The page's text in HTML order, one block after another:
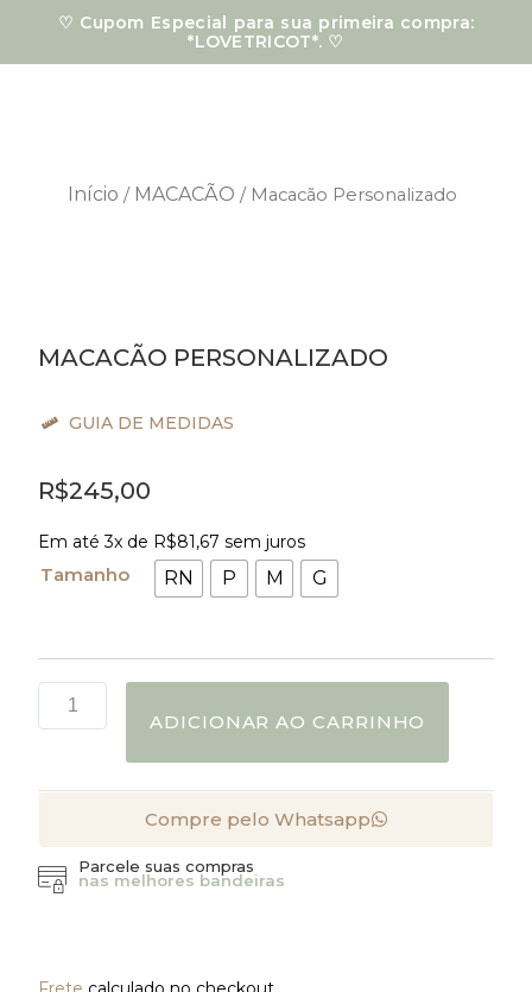
o
♡ Cupom Especial para sua primeira compra:
*LOVETRICOT*. ♡
Início / MACACÃO / Macacão Personalizado
MACACÃO PERSONALIZADO
GUIA DE MEDIDAS
R$245,00
Em até 3x de R$81,67 sem juros
Tamanho RN P M G
Personalizado
ADICIONAR AO CARRINHO
Compre pelo Whatsapp
Parcele suas compras
nas melhores bandeiras